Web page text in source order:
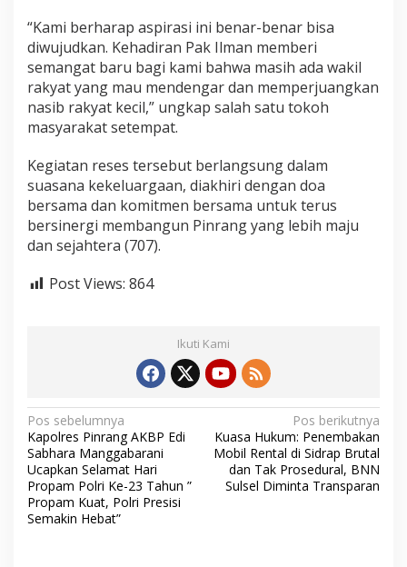
“Kami berharap aspirasi ini benar-benar bisa
diwujudkan. Kehadiran Pak Ilman memberi
semangat baru bagi kami bahwa masih ada wakil
rakyat yang mau mendengar dan memperjuangkan
nasib rakyat kecil,” ungkap salah satu tokoh
masyarakat setempat.
Kegiatan reses tersebut berlangsung dalam
suasana kekeluargaan, diakhiri dengan doa
bersama dan komitmen bersama untuk terus
bersinergi membangun Pinrang yang lebih maju
dan sejahtera (707).
Post Views: 864
Ikuti Kami
N
a
v
i
g
Pos sebelumnya
Kapolres Pinrang AKBP Edi
Sabhara Manggabarani
Ucapkan Selamat Hari
Propam Polri Ke-23 Tahun ”
Propam Kuat, Polri Presisi
Semakin Hebat”
Pos berikutnya
Kuasa Hukum: Penembakan
Mobil Rental di Sidrap Brutal
dan Tak Prosedural, BNN
Sulsel Diminta Transparan